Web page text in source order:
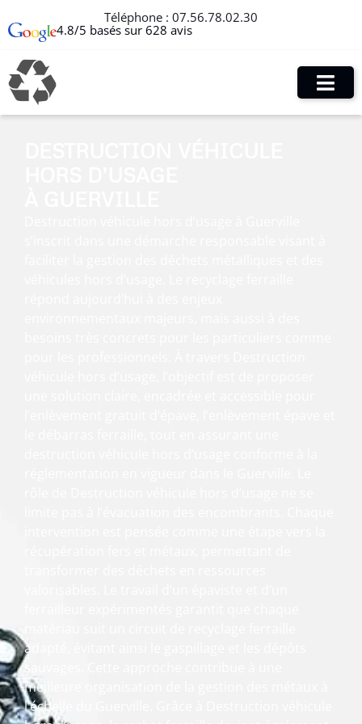
Téléphone : 07.56.78.02.30
4.8/5 basés sur 628 avis
adapté, évitant ainsi le gaspillage et les dépôts
sauvages. Cette approche contribue à une
meilleure organisation de la gestion des métaux à
l’échelle du Guerville. Grâce à Destruction véhicule